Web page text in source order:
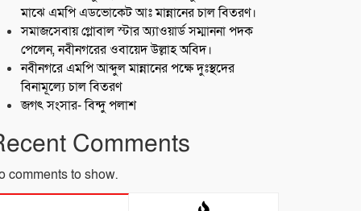
মাঝে এমপি এডভোকেট আঃ মান্নানের চাল বিতরণ।
সমাজসেবায় গ্লোবাল স্টার অ্যাওয়ার্ড সম্মাননা পদক
পেলেন, নবীনগরের ওবায়েদ উল্লাহ অবিদ।
নবীনগরে এমপি আব্দুল মান্নানের পক্ষে দুঃস্থদের
বিনামূল্যে চাল বিতরণ
জগৎ সংসার- বিন্দু পলাশ
Comments
comments to show.